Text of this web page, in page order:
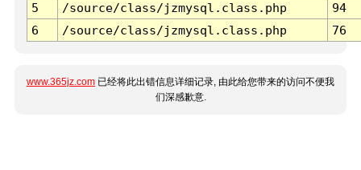
5
/source/class/jzmysql.class.php
94
6
/source/class/jzmysql.class.php 76
www.365jz.com 已经将此出错信息详细记录, 由此给您带来的访问不便我
们深感歉意.